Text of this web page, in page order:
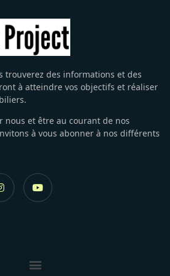
trouverez des informations et des
à atteindre vos objectifs et réaliser
nous et être au courant de nos
à vous abonner à nos différents